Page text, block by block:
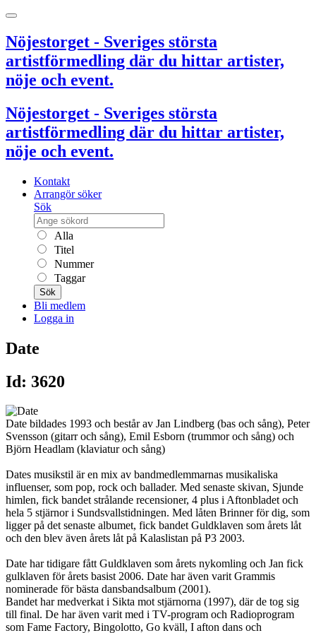
Nöjestorget - Sveriges största
artistförmedling där du hittar artister,
nöje och event.
Nöjestorget - Sveriges största
artistförmedling där du hittar artister,
nöje och event.
Kontakt
Arrangör söker
Sök
Alla
Titel
Nummer
Taggar
Sök
Bli medlem
Logga in
Date
Id: 3620
Date bildades 1993 och består av Jan Lindberg (bas och sång), Peter
Svensson (gitarr och sång), Emil Esborn (trummor och sång) och
Björn Headlam (klaviatur och sång)
Dates musikstil är en mix av bandmedlemmarnas musikaliska
influenser, som pop, rock och ballader. Med senaste skivan, Sjunde
himlen, fick bandet strålande recensioner, 4 plus i Aftonbladet och
hela 5 stjärnor i Sundsvallstidningen. Med låten Brinner för dig, som
ligger på det senaste albumet, fick bandet Guldklaven som årets låt
och den blev även årets låt på Kalaslistan på P3 2003.
Date har tidigare fått Guldklaven som årets nykomling och Jan fick
gulklaven för årets basist 2006. Date har även varit Grammis
nominerade för bästa dansbandsalbum (2001).
Bandet har medverkat i Sikta mot stjärnorna (1997), där de tog sig
till final. De har även varit med i TV-program och Radioprogram
som Fame Factory, Bingolotto, Go kväll, I afton dans och